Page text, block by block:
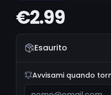
€2.99
Esaurito
Avvisami quando